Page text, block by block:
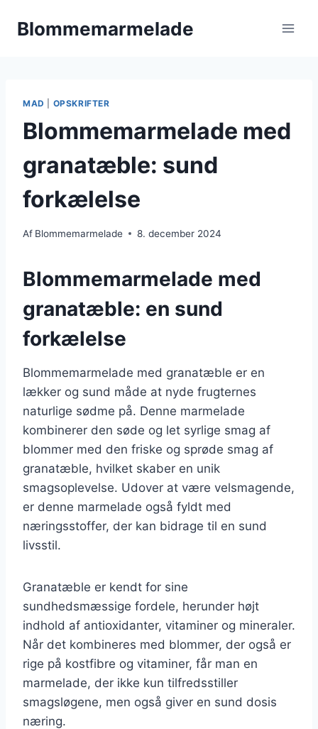
Blommemarmelade
MAD OPSKRIFTER
Blommemarmelade med
granatæble: sund
forkælelse
Af Blommemarmelade 8. december 2024
Blommemarmelade med
granatæble: en sund
forkælelse
Blommemarmelade med granatæble er en
lækker og sund måde at nyde frugternes
naturlige sødme på. Denne marmelade
kombinerer den søde og let syrlige smag af
blommer med den friske og sprøde smag af
granatæble, hvilket skaber en unik
smagsoplevelse. Udover at være velsmagende,
er denne marmelade også fyldt med
næringsstoffer, der kan bidrage til en sund
livsstil.
Granatæble er kendt for sine
sundhedsmæssige fordele, herunder højt
indhold af antioxidanter, vitaminer og mineraler.
Når det kombineres med blommer, der også er
rige på kostfibre og vitaminer, får man en
marmelade, der ikke kun tilfredsstiller
smagsløgene, men også giver en sund dosis
næring.